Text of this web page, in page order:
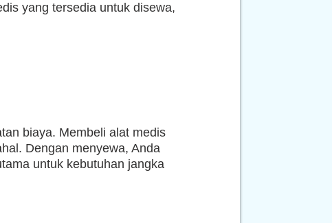
yang tersedia untuk disewa,
biaya. Membeli alat medis
Dengan menyewa, Anda
untuk kebutuhan jangka